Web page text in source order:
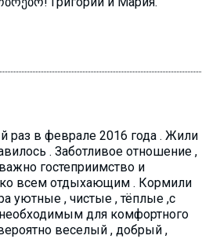
раз в феврале 2016 года . Жили
. Заботливое отношение ,
гостеприимство и
всем отдыхающим . Кормили
уютные , чистые , тёплые ,с
для комфортного
веселый , добрый ,